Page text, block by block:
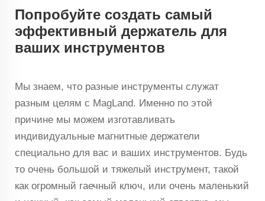
Попробуйте создать самый
эффективный держатель для
ваших инструментов
Мы знаем, что разные инструменты служат
разным целям с MagLand. Именно по этой
причине мы можем изготавливать
индивидуальные магнитные держатели
специально для вас и ваших инструментов. Будь
то очень большой и тяжелый инструмент, такой
как огромный гаечный ключ, или очень маленький